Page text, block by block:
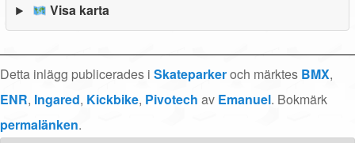
Visa karta
Detta inlägg publicerades i Skateparkeroch märktes BMX,
ENR, Ingared, Kickbike, Pivotech av Emanuel. Bokmärk
permalänken.